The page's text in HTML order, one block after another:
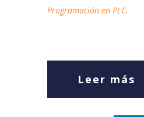
Programación en PLC.
Leer más